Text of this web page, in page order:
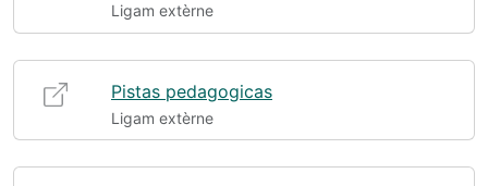
Ligam extèrne
Pistas pedagogicas
Ligam extèrne